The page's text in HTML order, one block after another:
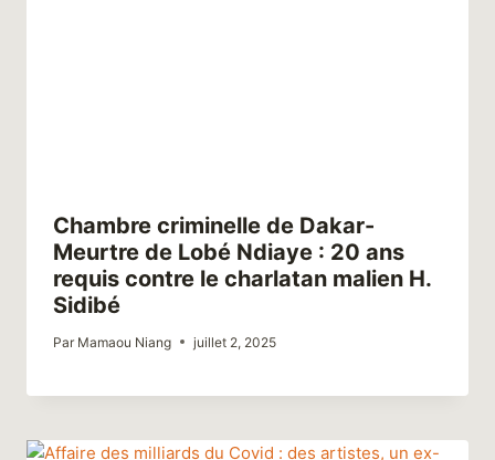
Chambre criminelle de Dakar-
Meurtre de Lobé Ndiaye : 20 ans
requis contre le charlatan malien H.
Sidibé
Par Mamaou Niang juillet 2, 2025